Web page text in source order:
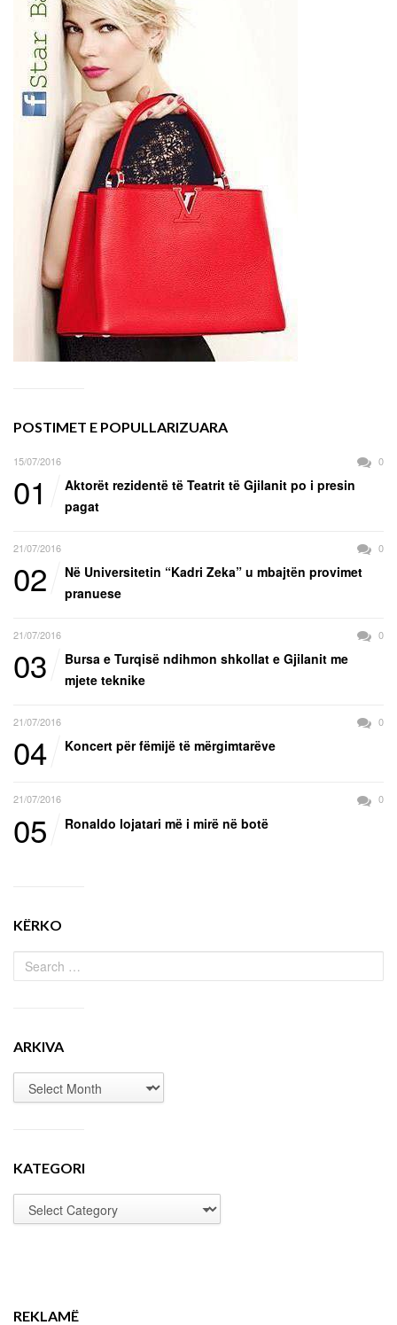
POSTIMET E POPULLARIZUARA
15/07/2016 0
01
Aktorët rezidentë të Teatrit të Gjilanit po i presin
pagat
21/07/2016 0
02
Në Universitetin “Kadri Zeka” u mbajtën provimet
pranuese
21/07/2016 0
03
Bursa e Turqisë ndihmon shkollat e Gjilanit me
mjete teknike
21/07/2016 0
04 Koncert për fëmijë të mërgimtarëve
21/07/2016 0
05 Ronaldo lojatari më i mirë në botë
KËRKO
ARKIVA
KATEGORI
REKLAMË